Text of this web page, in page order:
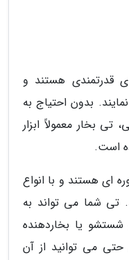
قدرتمندی هستند و
بدون احتیاج به
بخار معمولاً ابزار
است.
ای هستند و با انواع
تی شما می تواند به
شستشو یا بخاردهنده
حتی می توانید از آن